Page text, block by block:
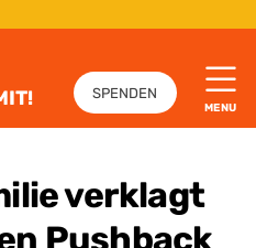
SPENDEN
MENU
verklagt
Pushback